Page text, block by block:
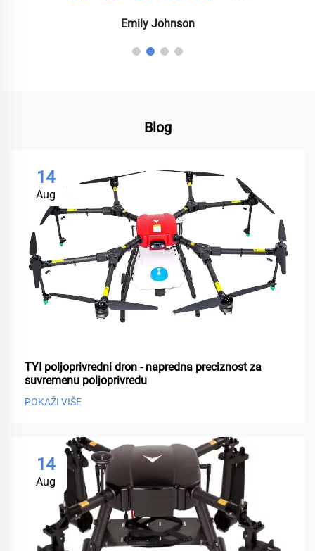
Emily Johnson
Blog
14
Aug
TYI poljoprivredni dron - napredna preciznost za
suvremenu poljoprivredu
POKAŽI VIŠE
14
Aug